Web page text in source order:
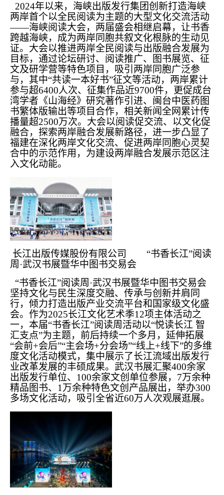
2024年以来，海峡出版发行集团创新打造海峡
两岸首个以全民阅读为主题的大型文化交流活动
——海峡阅读大会，两届盛会相继启幕，让书香
跨越海峡，成为两岸同胞共叙文化根脉的生动见
证。大会以推进两岸全民阅读与出版融合发展为
目标，通过论坛研讨、阅读推广、图书展览、征
文及研学营等特色项目，吸引两岸同胞广泛参
与，其中“共读一本好书”征文等活动，两岸累计
参与超6400人次、征集作品近9700件，更促成台
湾学者《山海经》研究著作引进、闽台中医药图
书繁体版输出等项目合作，相关新闻全网累计传
播量超2500万次。大会以阅读促交流、以文化促
融合，探索两岸融合发展新路径，进一步凸显了
福建在深化两岸文化交流、促进两岸同胞心灵契
合中的示范作用，为建设两岸融合发展示范区注
入文化动能。
长江出版传媒股份有限公司 “书香长江”阅读
周·武汉书展暨华中图书交易会
“书香长江”阅读周·武汉书展暨华中图书交易会
坚持文化与民生深度交融、传承与创新并肩同
行，倾力打造出版产业交流平台和国家级文化盛
会。作为2025长江文化艺术季12项主体活动之
一，本届“书香长江”阅读周活动以“悦读长江 智
汇支点”为主题，前后持续一个多月，延伸拓展
“会前+会后”“主会场+分会场”“线上+线下”的多维
度文化活动模式，集中展示了长江流域出版发行
业改革发展的丰硕成果。武汉书展汇聚400余家
出版发行单位、100余家文创单位参展，7万余种
精品图书、1万余种特色文创产品展出，举办300
多场文化活动，吸引全省近60万人次观展逛展。